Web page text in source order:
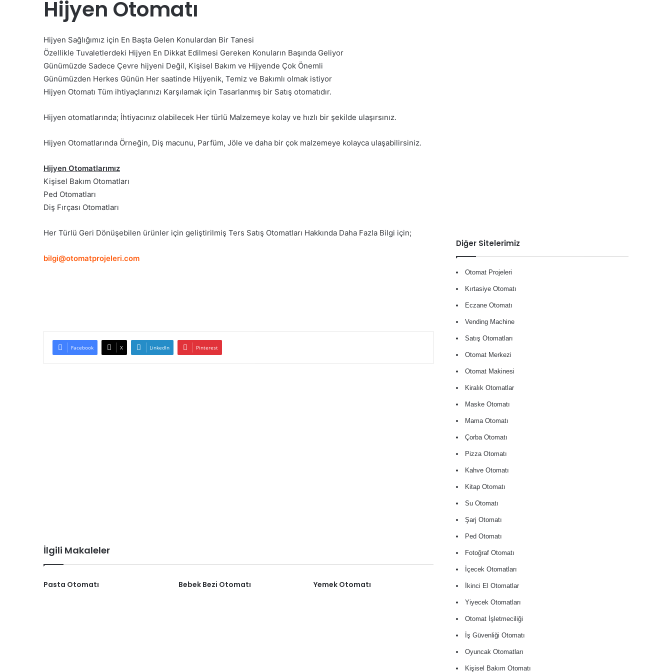
Hijyen Otomatı
Hijyen Sağlığımız için En Başta Gelen Konulardan Bir Tanesi
Özellikle Tuvaletlerdeki Hijyen En Dikkat Edilmesi Gereken Konuların Başında Geliyor
Günümüzde Sadece Çevre hijyeni Değil, Kişisel Bakım ve Hijyende Çok Önemli
Günümüzden Herkes Günün Her saatinde Hijyenik, Temiz ve Bakımlı olmak istiyor
Hijyen Otomatı Tüm ihtiyaçlarınızı Karşılamak için Tasarlanmış bir Satış otomatıdır.
Hijyen otomatlarında; İhtiyacınız olabilecek Her türlü Malzemeye kolay ve hızlı bir şekilde ulaşırsınız.
Hijyen Otomatlarında Örneğin, Diş macunu, Parfüm, Jöle ve daha bir çok malzemeye kolayca ulaşabilirsiniz.
Hijyen Otomatlarımız
Kişisel Bakım Otomatları
Ped Otomatları
Diş Fırçası Otomatları
Her Türlü Geri Dönüşebilen ürünler için geliştirilmiş Ters Satış Otomatları Hakkında Daha Fazla Bilgi için;
bilgi@otomatprojeleri.com
Facebook X LinkedIn Pinterest
İlgili Makaleler
Pasta Otomatı Bebek Bezi Otomatı Yemek Otomatı
Diğer Sitelerimiz
Otomat Projeleri
Kırtasiye Otomatı
Eczane Otomatı
Vending Machine
Satış Otomatları
Otomat Merkezi
Otomat Makinesi
Kiralık Otomatlar
Maske Otomatı
Mama Otomatı
Çorba Otomatı
Pizza Otomatı
Kahve Otomatı
Kitap Otomatı
Su Otomatı
Şarj Otomatı
Ped Otomatı
Fotoğraf Otomatı
İçecek Otomatları
İkinci El Otomatlar
Yiyecek Otomatları
Otomat İşletmeciliği
İş Güvenliği Otomatı
Oyuncak Otomatları
Kişisel Bakım Otomatı